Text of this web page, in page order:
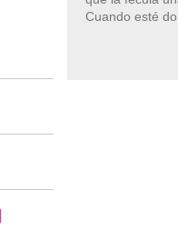
Cuando esté